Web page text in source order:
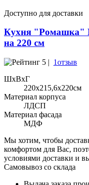
Доступно для доставки
Кухня "Ромашка"
на 220 см
5 | 1отзыв
ШхВхГ
220x215,6х220см
Материал корпуса
ЛДСП
Материал фасада
МДФ
Мы хотим, чтобы
комфортом для Вас,
условиями доставки и
Самовывоз со склада